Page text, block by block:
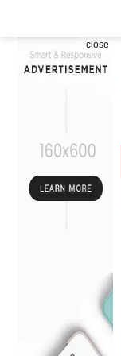
close